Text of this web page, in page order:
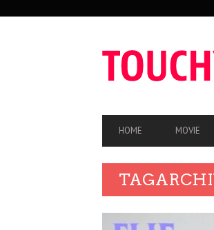
HAUPT-
NAVIGATION
HOME MOVIE